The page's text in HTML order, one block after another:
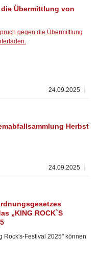
Übermittlung von
gegen die Übermittlung
24.09.2025
Herbst
24.09.2025
„KING ROCK`S
Rock's-Festival 2025" können